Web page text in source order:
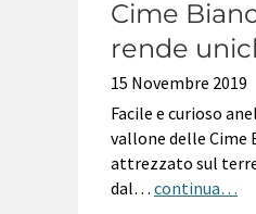
Cime
rende
15 Novembre 2019
Facile e curioso
vallone delle Cime
attrezzato sul
dal… continua…